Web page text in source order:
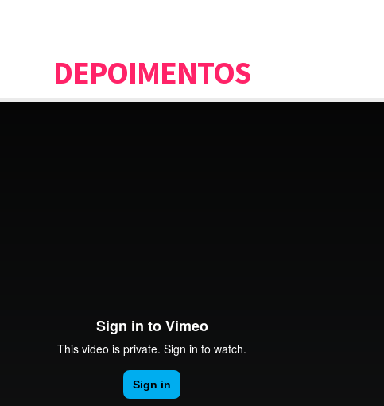
DEPOIMENTOS